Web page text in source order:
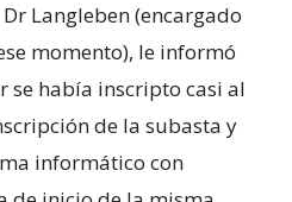
Langleben (encargado
momento), le informó
se había inscripto casi al
de la subasta y
informático con